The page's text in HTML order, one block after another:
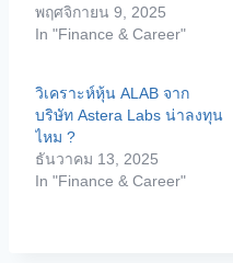
…
พฤศจิกายน 9, 2025
In "Finance & Career"
วิเคราะห์หุ้น ALAB จาก
บริษัท Astera Labs น่าลงทุน
ไหม ?
ธันวาคม 13, 2025
In "Finance & Career"